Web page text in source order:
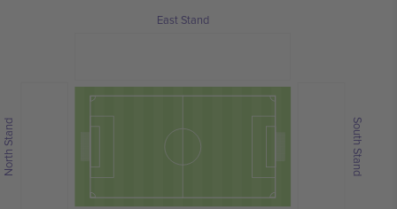
East Stand
South Stand
North Stand